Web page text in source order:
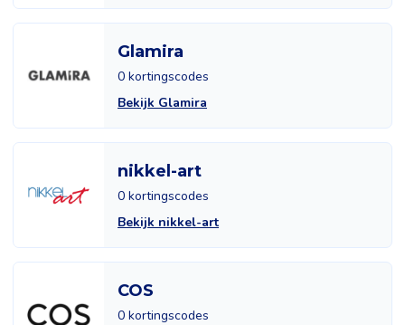
Glamira
0 kortingscodes
Bekijk Glamira
nikkel-art
0 kortingscodes
Bekijk nikkel-art
COS
0 kortingscodes